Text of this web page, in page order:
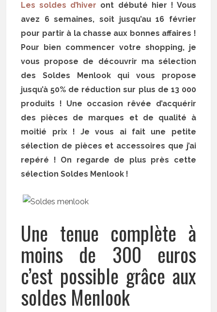
Les soldes d’hiver ont débuté hier ! Vous
avez 6 semaines, soit jusqu’au 16 février
pour partir à la chasse aux bonnes affaires !
Pour bien commencer votre shopping, je
vous propose de découvrir ma sélection
des Soldes Menlook qui vous propose
jusqu’à 50% de réduction sur plus de 13 000
produits ! Une occasion rêvée d’acquérir
des pièces de marques et de qualité à
moitié prix ! Je vous ai fait une petite
sélection de pièces et accessoires que j’ai
repéré ! On regarde de plus près cette
sélection Soldes Menlook !
Une tenue complète à
moins de 300 euros
c’est possible grâce aux
soldes Menlook